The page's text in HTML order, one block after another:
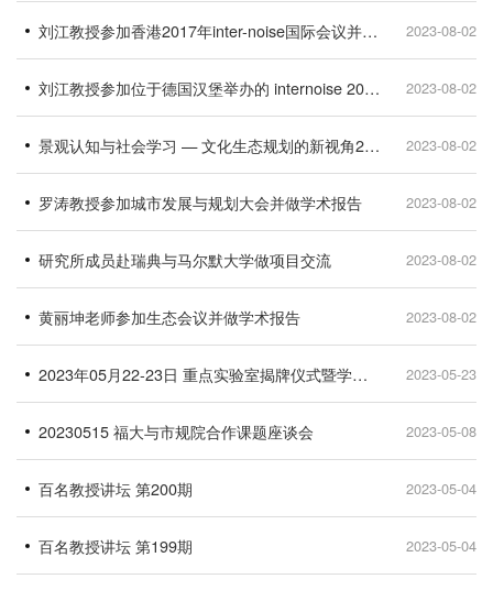
刘江教授参加香港2017年inter-noise国际会议并做会议报告 2023-08-02
刘江教授参加位于德国汉堡举办的 internoise 2016国际会议 2023-08-02
景观认知与社会学习 — 文化生态规划的新视角2015（中国·福州）国际研讨会 2023-08-02
罗涛教授参加城市发展与规划大会并做学术报告 2023-08-02
研究所成员赴瑞典与马尔默大学做项目交流 2023-08-02
黄丽坤老师参加生态会议并做学术报告 2023-08-02
2023年05月22-23日 重点实验室揭牌仪式暨学术委员会第一次会议 2023-05-23
20230515 福大与市规院合作课题座谈会 2023-05-08
百名教授讲坛 第200期 2023-05-04
百名教授讲坛 第199期 2023-05-04